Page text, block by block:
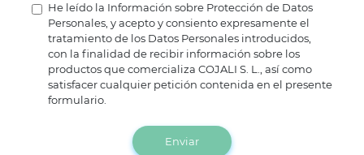
He leído la Información sobre Protección de Datos
Personales, y acepto y consiento expresamente el
tratamiento de los Datos Personales introducidos,
con la finalidad de recibir información sobre los
productos que comercializa COJALI S. L., así como
satisfacer cualquier petición contenida en el presente
formulario.
Enviar